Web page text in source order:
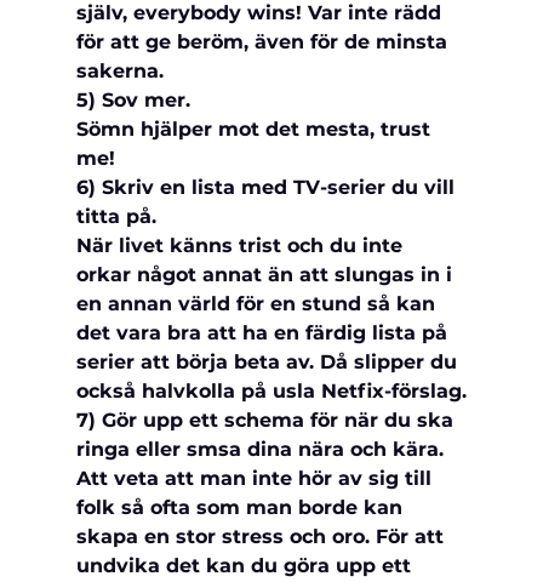
själv, everybody wins! Var inte rädd
för att ge beröm, även för de minsta
sakerna.
5) Sov mer.
Sömn hjälper mot det mesta, trust
me!
6) Skriv en lista med TV-serier du vill
titta på.
När livet känns trist och du inte
orkar något annat än att slungas in i
en annan värld för en stund så kan
det vara bra att ha en färdig lista på
serier att börja beta av. Då slipper du
också halvkolla på usla Netfix-förslag.
7) Gör upp ett schema för när du ska
ringa eller smsa dina nära och kära.
Att veta att man inte hör av sig till
folk så ofta som man borde kan
skapa en stor stress och oro. För att
undvika det kan du göra upp ett